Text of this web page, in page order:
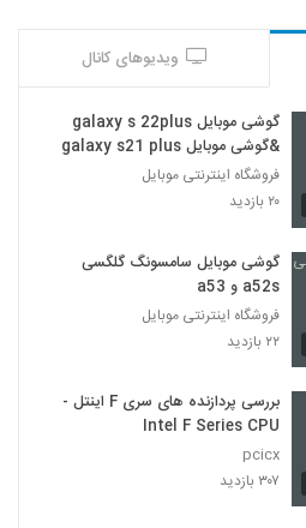
ویدیوهای کانال
گوشی موبایل galaxy s 22plus
&گوشی موبایل galaxy s21 plus
فروشگاه اینترنتی موبایل
۲۰ بازدید
گوشی موبایل سامسونگ گلگسی
a52s و a53
فروشگاه اینترنتی موبایل
۲۲ بازدید
بررسی پردازنده های سری F اینتل -
Intel F Series CPU
pcicx
۳۰۷ بازدید